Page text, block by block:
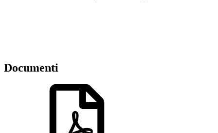
Documenti